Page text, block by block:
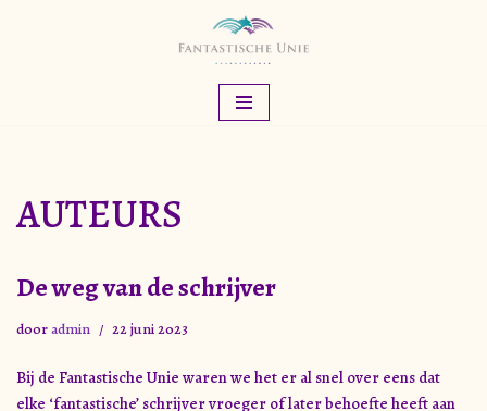
AUTEURS
De weg van de schrijver
dooradmin 22 juni 2023
Bij de Fantastische Unie waren we het er al snel over eens dat
elke ‘fantastische’ schrijver vroeger of later behoefte heeft aan